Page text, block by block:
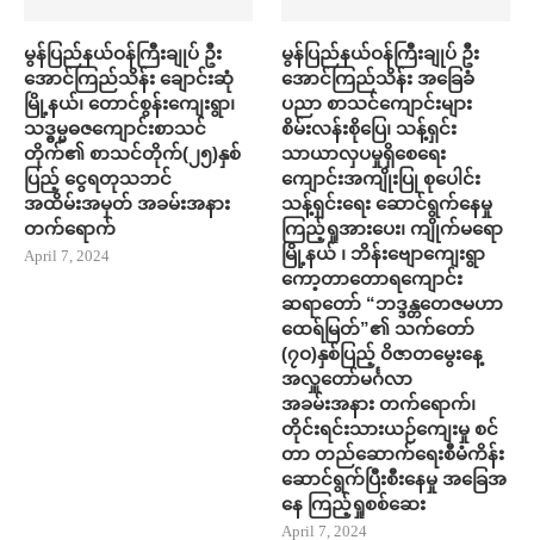
မွန်ပြည်နယ်ဝန်ကြီးချုပ် ဦး
အောင်ကြည်သိန်း ချောင်းဆုံ
မြို့နယ်၊ တောင်စွန်းကျေးရွာ၊
သဒ္ဓမ္မဓဇကျောင်းစာသင်
တိုက်၏ စာသင်တိုက်(၂၅)နှစ်
ပြည့် ငွေရတုသဘင်
အထိမ်းအမှတ် အခမ်းအနား
တက်​ရောက်
April 7, 2024
မွန်ပြည်နယ်ဝန်ကြီးချုပ် ဦး
အောင်ကြည်သိန်း အ​ခြေခံ
ပညာ စာသင်​ကျောင်းများ
စိမ်းလန်းစို​​ပြေ​၊ သန့်ရှင်း
သာယာလှ​ပ​မှုရှိ​စေရေး
ကျောင်းအကျိုးပြု စု​ပေါင်း
သန့်ရှင်း​ရေး ​ဆောင်ရွက်နေမှု
ကြည့်ရှုအား​ပေး၊ ကျိုက်မရော
မြို့နယ် ၊ ဘိန်းဗျောကျေးရွာ
ကော့တာတောရကျောင်း
ဆရာတော် “ဘဒ္ဒန္တတေဇမဟာ
ထေရ်မြတ်”၏ သက်တော်
(၇ဝ)နှစ်ပြည့် ဝိဇာတမွေးနေ့
အလှူတော်မင်္ဂလာ
အခမ်းအနား တက်​ရောက်၊
တိုင်းရင်းသားယဉ်ကျေးမှု စင်
တာ တည်​ဆောက်​ရေးစီမံကိန်း ​
ဆောင်ရွက်ပြီးစီး​နေမှု အ​ခြေအ​
နေ ကြည့်ရှုစစ်​ဆေး
April 7, 2024